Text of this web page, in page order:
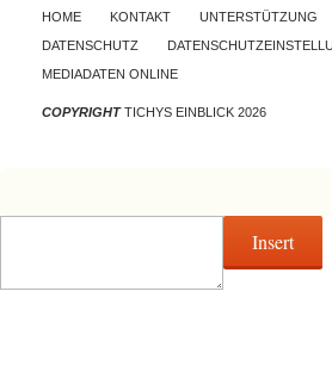
Skip to
HOME KONTAKT UNTERSTÜTZUNG
DATENSCHUTZ
MEDIADATEN ONLINE
COPYRIGHTTICHYS EINBLICK 2026
Insert